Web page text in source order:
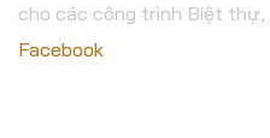
cho các công trình Biệt thự,
Facebook